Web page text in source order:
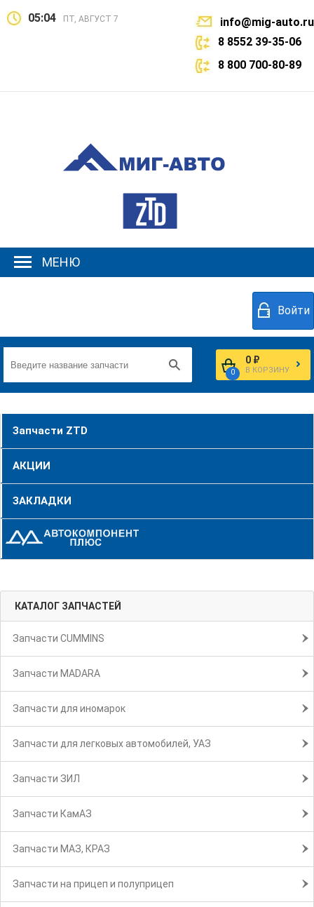
05:04 ПТ, АВГУСТ 7
info@mig-auto.ru
8 8552 39-35-06
8 800 700-80-89
МЕНЮ
Войти
0
0 ₽
В КОРЗИНУ
Запчасти ZTD
АКЦИИ
ЗАКЛАДКИ
КАТАЛОГ ЗАПЧАСТЕЙ
Запчасти CUMMINS
Запчасти MADARA
Запчасти для иномарок
Запчасти для легковых автомобилей, УАЗ
Запчасти ЗИЛ
Запчасти КамАЗ
Запчасти МАЗ, КРАЗ
Запчасти на прицеп и полуприцеп